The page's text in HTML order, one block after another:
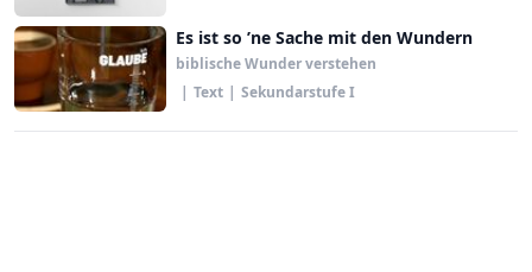
Es ist so ’ne Sache mit den Wundern
biblische Wunder verstehen
| Text | Sekundarstufe I